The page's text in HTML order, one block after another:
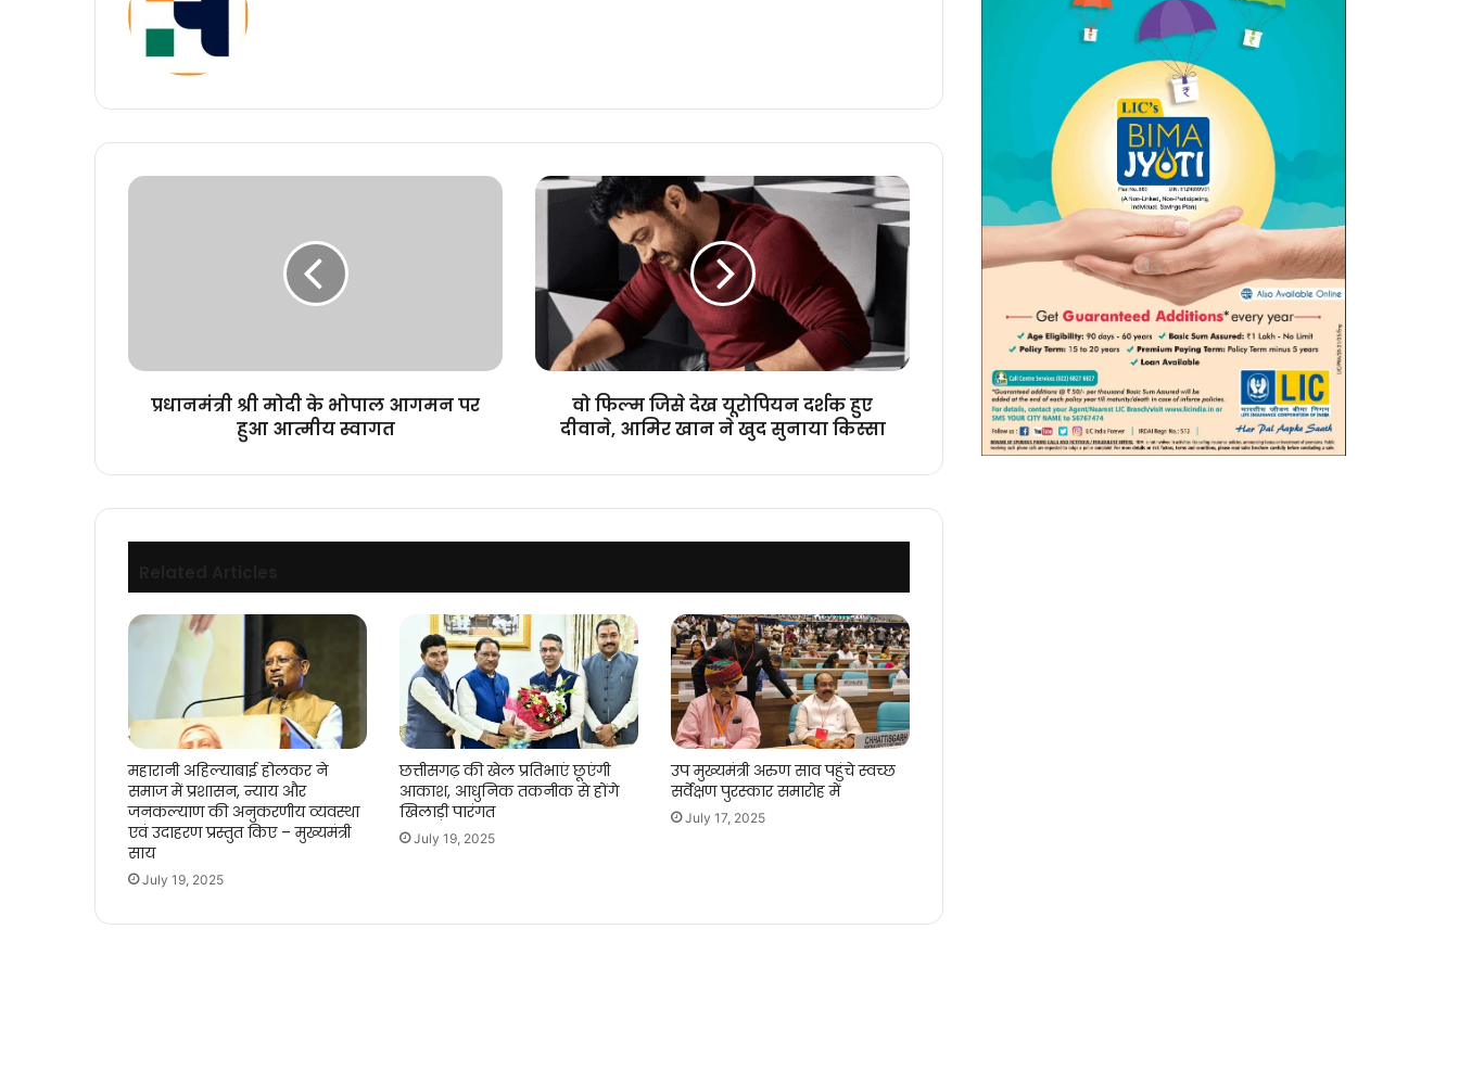
प्रधानमंत्री
आत्मीय
प्रधानमंत्री श्री मोदी के भोपाल आगमन पर
हुआ आत्मीय स्वागत
वो
दर्शक
दीवाने,
आमिर
वो फिल्म जिसे देख यूरोपियन दर्शक हुए
दीवाने, आमिर खान ने खुद सुनाया किस्सा
महारानी अहिल्याबाई होलकर ने
समाज में प्रशासन, न्याय और
जनकल्याण की अनुकरणीय व्यवस्था
एवं उदाहरण प्रस्तुत किए – मुख्यमंत्री
साय
July 19, 2025
छत्तीसगढ़ की खेल प्रतिभाएं छूएंगी
आकाश, आधुनिक तकनीक से होंगे
खिलाड़ी पारंगत
July 19, 2025
उप मुख्यमंत्री अरुण साव पहुंचे स्वच्छ
सर्वेक्षण पुरस्कार समारोह में
July 17, 2025